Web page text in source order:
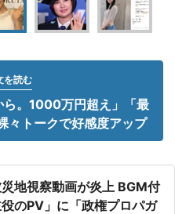
を読む
。1000万円超え」「最
トークで好感度アップ
地視察動画が炎上 BGM付
のPV」に「政権プロパガ